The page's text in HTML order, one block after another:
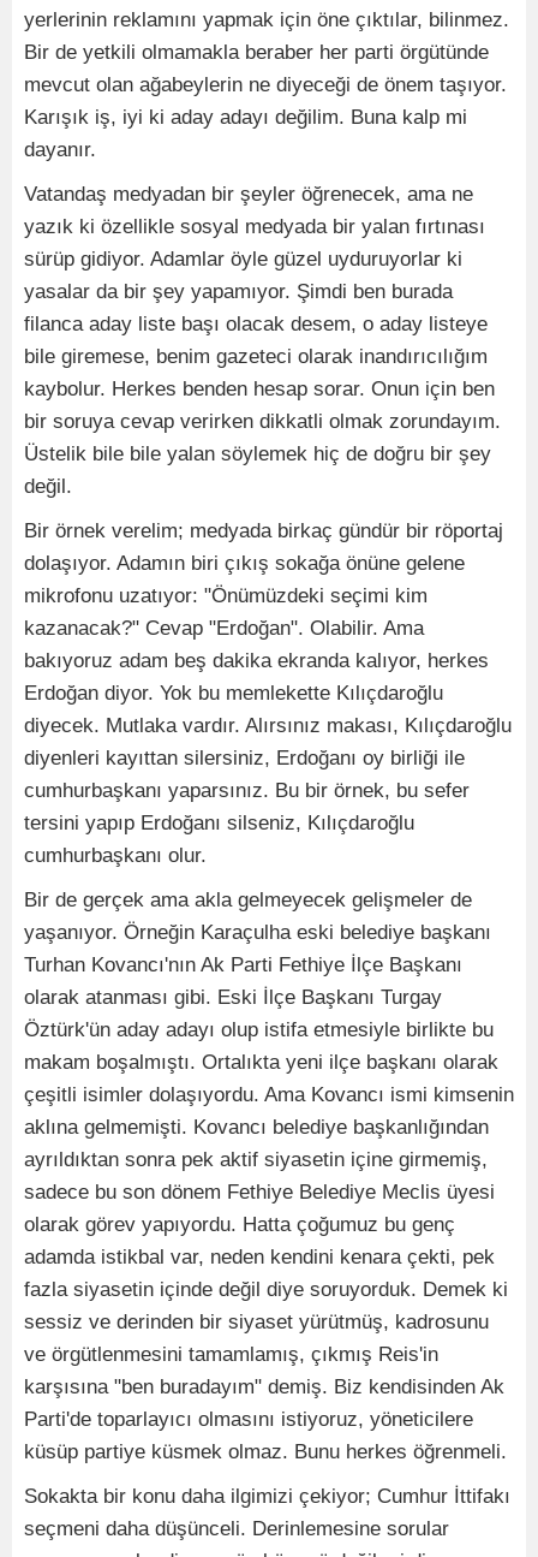
yerlerinin reklamını yapmak için öne çıktılar, bilinmez.
Bir de yetkili olmamakla beraber her parti örgütünde
mevcut olan ağabeylerin ne diyeceği de önem taşıyor.
Karışık iş, iyi ki aday adayı değilim. Buna kalp mi
dayanır.
Vatandaş medyadan bir şeyler öğrenecek, ama ne
yazık ki özellikle sosyal medyada bir yalan fırtınası
sürüp gidiyor. Adamlar öyle güzel uyduruyorlar ki
yasalar da bir şey yapamıyor. Şimdi ben burada
filanca aday liste başı olacak desem, o aday listeye
bile giremese, benim gazeteci olarak inandırıcılığım
kaybolur. Herkes benden hesap sorar. Onun için ben
bir soruya cevap verirken dikkatli olmak zorundayım.
Üstelik bile bile yalan söylemek hiç de doğru bir şey
değil.
Bir örnek verelim; medyada birkaç gündür bir röportaj
dolaşıyor. Adamın biri çıkış sokağa önüne gelene
mikrofonu uzatıyor: "Önümüzdeki seçimi kim
kazanacak?" Cevap "Erdoğan". Olabilir. Ama
bakıyoruz adam beş dakika ekranda kalıyor, herkes
Erdoğan diyor. Yok bu memlekette Kılıçdaroğlu
diyecek. Mutlaka vardır. Alırsınız makası, Kılıçdaroğlu
diyenleri kayıttan silersiniz, Erdoğanı oy birliği ile
cumhurbaşkanı yaparsınız. Bu bir örnek, bu sefer
tersini yapıp Erdoğanı silseniz, Kılıçdaroğlu
cumhurbaşkanı olur.
Bir de gerçek ama akla gelmeyecek gelişmeler de
yaşanıyor. Örneğin Karaçulha eski belediye başkanı
Turhan Kovancı'nın Ak Parti Fethiye İlçe Başkanı
olarak atanması gibi. Eski İlçe Başkanı Turgay
Öztürk'ün aday adayı olup istifa etmesiyle birlikte bu
makam boşalmıştı. Ortalıkta yeni ilçe başkanı olarak
çeşitli isimler dolaşıyordu. Ama Kovancı ismi kimsenin
aklına gelmemişti. Kovancı belediye başkanlığından
ayrıldıktan sonra pek aktif siyasetin içine girmemiş,
sadece bu son dönem Fethiye Belediye Meclis üyesi
olarak görev yapıyordu. Hatta çoğumuz bu genç
adamda istikbal var, neden kendini kenara çekti, pek
fazla siyasetin içinde değil diye soruyorduk. Demek ki
sessiz ve derinden bir siyaset yürütmüş, kadrosunu
ve örgütlenmesini tamamlamış, çıkmış Reis'in
karşısına "ben buradayım" demiş. Biz kendisinden Ak
Parti'de toparlayıcı olmasını istiyoruz, yöneticilere
küsüp partiye küsmek olmaz. Bunu herkes öğrenmeli.
Sokakta bir konu daha ilgimizi çekiyor; Cumhur İttifakı
seçmeni daha düşünceli. Derinlemesine sorular